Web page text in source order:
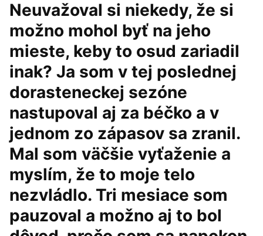
Neuvažoval si niekedy, že si
možno mohol byť na jeho
mieste, keby to osud zariadil
inak? Ja som v tej poslednej
dorasteneckej sezóne
nastupoval aj za béčko a v
jednom zo zápasov sa zranil.
Mal som väčšie vyťaženie a
myslím, že to moje telo
nezvládlo. Tri mesiace som
pauzoval a možno aj to bol